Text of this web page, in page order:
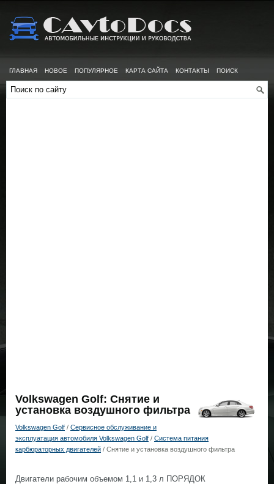
ГЛАВНАЯ НОВОЕ ПОПУЛЯРНОЕ КАРТА САЙТА КОНТАКТЫ ПОИСК
Volkswagen Golf: Снятие и
установка воздушного фильтра
Volkswagen Golf / Сервисное обслуживание и
эксплуатация автомобиля Volkswagen Golf / Система питания
карбюраторных двигателей / Снятие и установка воздушного фильтра
Двигатели рабочим объемом 1,1 и 1,3 л ПОРЯДОК